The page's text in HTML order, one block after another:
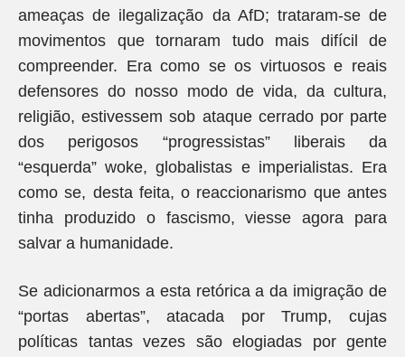
ameaças de ilegalização da AfD; trataram-se de
movimentos que tornaram tudo mais difícil de
compreender. Era como se os virtuosos e reais
defensores do nosso modo de vida, da cultura,
religião, estivessem sob ataque cerrado por parte
dos perigosos “progressistas” liberais da
“esquerda” woke, globalistas e imperialistas. Era
como se, desta feita, o reaccionarismo que antes
tinha produzido o fascismo, viesse agora para
salvar a humanidade.
Se adicionarmos a esta retórica a da imigração de
“portas abertas”, atacada por Trump, cujas
políticas tantas vezes são elogiadas por gente